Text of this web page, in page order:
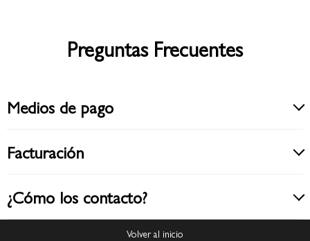
Preguntas Frecuentes
Medios de pago
Facturación
¿Cómo los contacto?
Volver al inicio